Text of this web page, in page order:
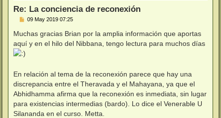
Re: La conciencia de reconexión
M
n
s
a
e
09 May 2019 07:25
Muchas gracias Brian por la amplia información que aportas
aquí y en el hilo del Nibbana, tengo lectura para muchos días
En relación al tema de la reconexión parece que hay una
discrepancia entre el Theravada y el Mahayana, ya que el
Abhidhamma afirma que la reconexión es inmediata, sin lugar
para existencias intermedias (bardo). Lo dice el Venerable U
Silananda en el curso. Metta.